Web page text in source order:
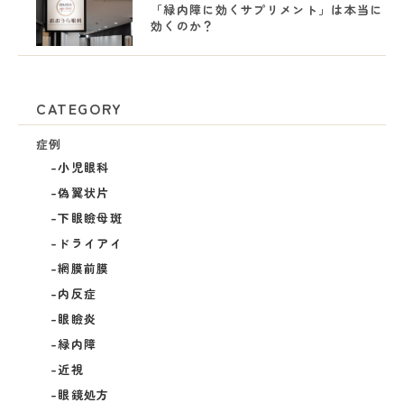
「緑内障に効くサプリメント」は本当に
効くのか？
CATEGORY
症例
小児眼科
偽翼状片
下眼瞼母斑
ドライアイ
網膜前膜
内反症
眼瞼炎
緑内障
近視
眼鏡処方